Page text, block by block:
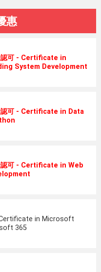
惠
認可 - Certificate in
System Development
認可 - Certificate in Data
認可 - Certificate in Web
in Microsoft
365